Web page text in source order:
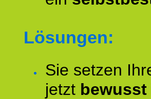
Lösungen:
Sie setzen
jetzt bewusst